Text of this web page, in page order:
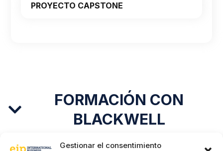
Gestionar el consentimiento
PROYECTO CAPSTONE
FORMACIÓN CON
BLACKWELL